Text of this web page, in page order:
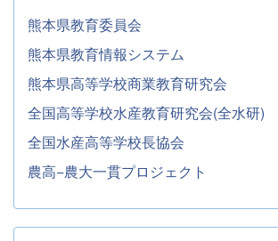
熊本県教育委員会
熊本県教育情報システム
熊本県高等学校商業教育研究会
全国高等学校水産教育研究会(全水研)
全国水産高等学校長協会
農高−農大一貫プロジェクト